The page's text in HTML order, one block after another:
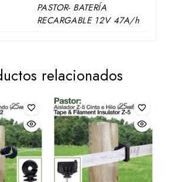
PASTOR- BATERÍA
RECARGABLE 12V 47A/h
relacionados